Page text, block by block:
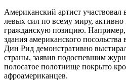
Американский артист участвовал
левых сил по всему миру,
гражданскую позицию. Например,
здания американского
Дин Рид демонстративно
страны, заявив подоспевшим
полосатое полотнище покрыто
афроамериканцев.